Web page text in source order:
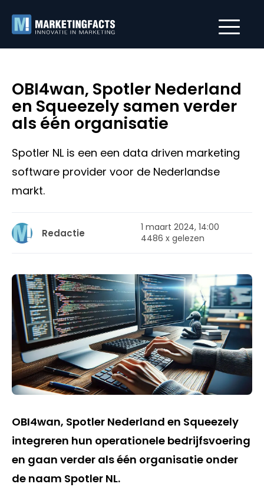
OBI4wan, Spotler Nederland
en Squeezely samen verder
als één organisatie
Spotler NL is een een data driven marketing
software provider voor de Nederlandse
markt.
Redactie
1 maart 2024, 14:00
4486 x gelezen
OBI4wan, Spotler Nederland en Squeezely
integreren hun operationele bedrijfsvoering
en gaan verder als één organisatie onder
de naam Spotler NL.